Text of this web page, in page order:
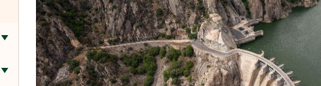
Alternar el submenú para Energía solar fotovoltaica
Alternar el submenú para Eólica marina